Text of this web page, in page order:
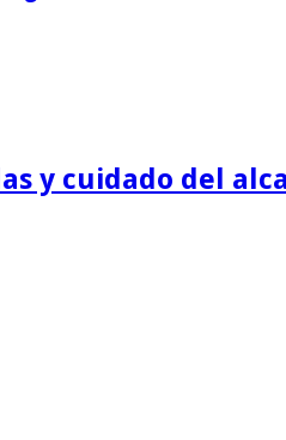
y cuidado del